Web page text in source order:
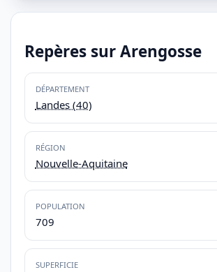
Repères sur Arengosse
DÉPARTEMENT
Landes (40)
RÉGION
Nouvelle-Aquitaine
POPULATION
709
SUPERFICIE